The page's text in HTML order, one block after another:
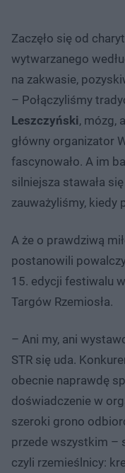
Zaczęło się od
wytwarzanego
na zakwasie,
– Połączyliśmy
Leszczyński, mózg,
główny organizator
fascynowało. A im
silniejsza stawała
zauważyliśmy, kiedy
A że o prawdziwą
postanowili
15. edycji festiwalu
Targów Rzemiosła.
– Ani my, ani
STR się uda.
obecnie naprawdę
doświadczenie w
szeroki grono
przede wszystkim –
czyli rzemieślnicy: